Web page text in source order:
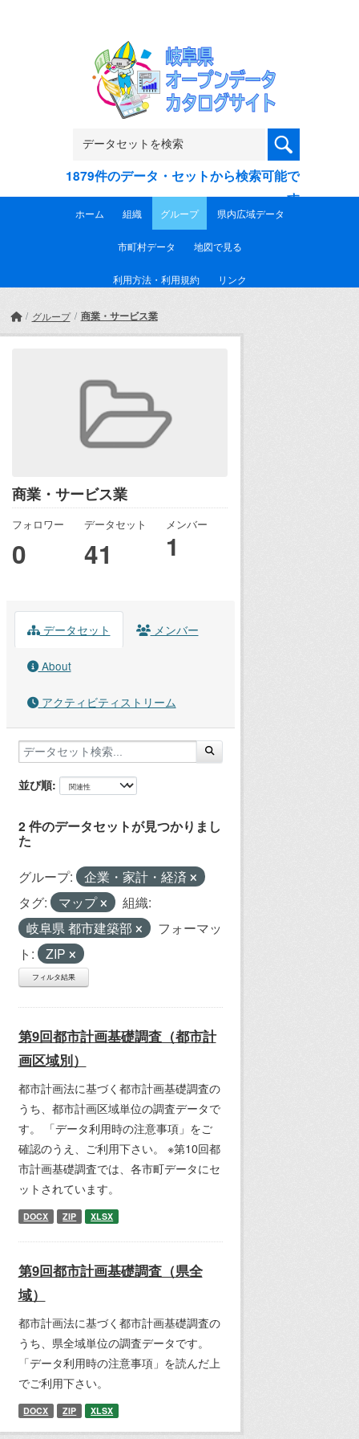
1879件のデータ・セットから検索可能で
す
ホーム 組織 グループ 県内広域データ
市町村データ 地図で見る
利用方法・利用規約 リンク
グループ 商業・サービス業
商業・サービス業
フォロワー
0
データセット
41
メンバー
1
データセット メンバー
About
アクティビティストリーム
並び順
2 件のデータセットが見つかりまし
た
グループ:
企業・家計・経済
タグ:
マップ
組織:
岐阜県 都市建築部
フォーマッ
ト:
ZIP
フィルタ結果
第9回都市計画基礎調査（都市計
画区域別）
都市計画法に基づく都市計画基礎調査の
うち、都市計画区域単位の調査データで
す。 「データ利用時の注意事項」をご
確認のうえ、ご利用下さい。 ※第10回都
市計画基礎調査では、各市町データにセ
ットされています。
DOCX ZIP XLSX
第9回都市計画基礎調査（県全
域）
都市計画法に基づく都市計画基礎調査の
うち、県全域単位の調査データです。
「データ利用時の注意事項」を読んだ上
でご利用下さい。
DOCX ZIP XLSX